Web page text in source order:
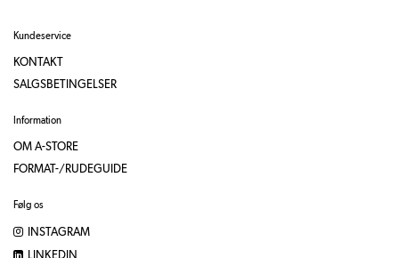
Kundeservice
KONTAKT
SALGSBETINGELSER
Information
OM A-STORE
FORMAT-/RUDEGUIDE
Følg os
INSTAGRAM